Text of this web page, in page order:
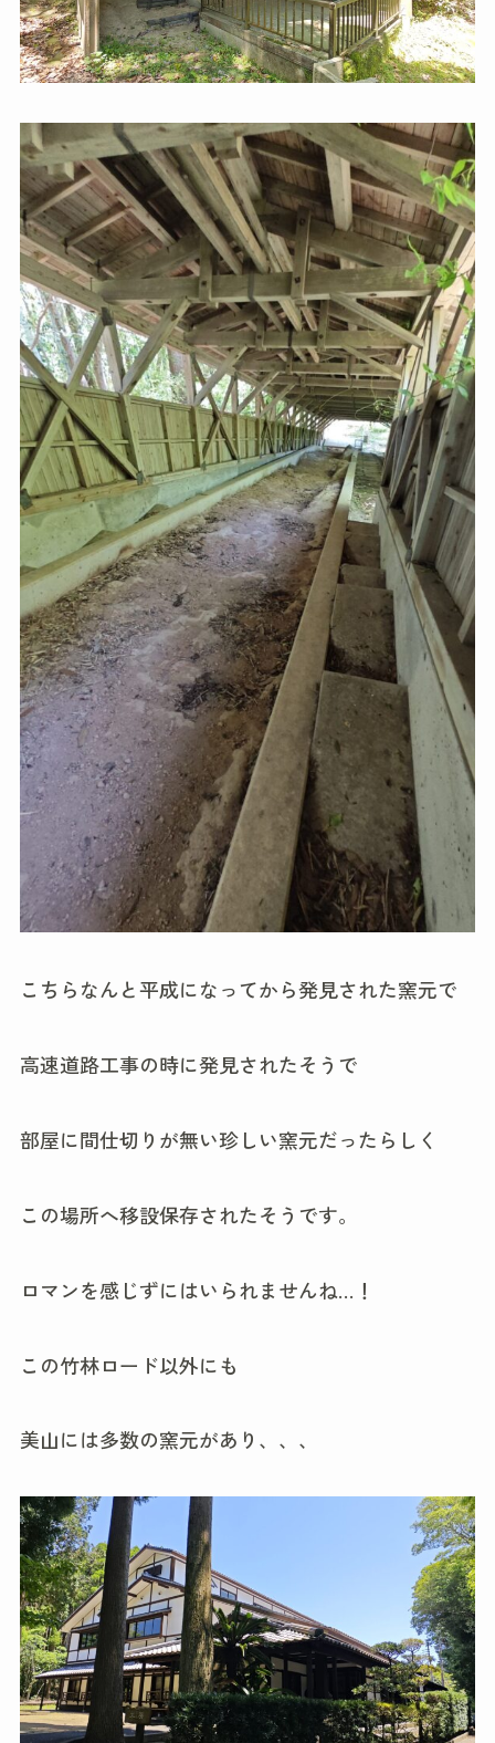
こちらなんと平成になってから発見された窯元で
高速道路工事の時に発見されたそうで
部屋に間仕切りが無い珍しい窯元だったらしく
この場所へ移設保存されたそうです。
ロマンを感じずにはいられませんね…！
この竹林ロード以外にも
美山には多数の窯元があり、、、